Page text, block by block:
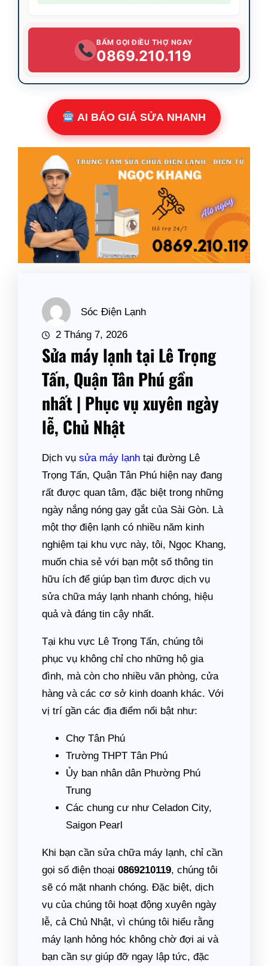
BẤM GỌI ĐIỀU THỢ NGAY
0869.210.119
AI BÁO GIÁ SỬA NHANH
Sóc Điện Lạnh
2 Tháng 7, 2026
Sửa máy lạnh tại Lê Trọng
Tấn, Quận Tân Phú gần
nhất | Phục vụ xuyên ngày
lễ, Chủ Nhật
Dịch vụ sửa máy lạnh tại đường Lê
Trọng Tấn, Quận Tân Phú hiện nay đang
rất được quan tâm, đặc biệt trong những
ngày nắng nóng gay gắt của Sài Gòn. Là
một thợ điện lạnh có nhiều năm kinh
nghiệm tại khu vực này, tôi, Ngọc Khang,
muốn chia sẻ với bạn một số thông tin
hữu ích để giúp bạn tìm được dịch vụ
sửa chữa máy lạnh nhanh chóng, hiệu
quả và đáng tin cậy nhất.
Tại khu vực Lê Trọng Tấn, chúng tôi
phục vụ không chỉ cho những hộ gia
đình, mà còn cho nhiều văn phòng, cửa
hàng và các cơ sở kinh doanh khác. Với
vị trí gần các địa điểm nổi bật như:
Chợ Tân Phú
Trường THPT Tân Phú
Ủy ban nhân dân Phường Phú
Trung
Các chung cư như Celadon City,
Saigon Pearl
Khi bạn cần sửa chữa máy lạnh, chỉ cần
gọi số điện thoại 0869210119, chúng tôi
sẽ có mặt nhanh chóng. Đặc biệt, dịch
vụ của chúng tôi hoạt động xuyên ngày
lễ, cả Chủ Nhật, vì chúng tôi hiểu rằng
máy lạnh hỏng hóc không chờ đợi ai và
bạn cần sự giúp đỡ ngay lập tức, đặc